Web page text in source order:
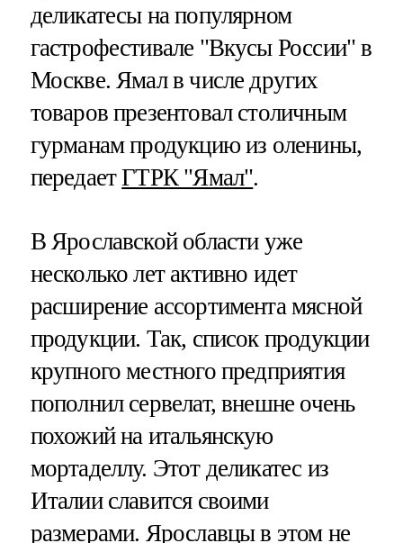
деликатесы на популярном
гастрофестивале "Вкусы России" в
Москве. Ямал в числе других
товаров презентовал столичным
гурманам продукцию из оленины,
передаетГТРК "Ямал".
В Ярославской области уже
несколько лет активно идет
расширение ассортимента мясной
продукции. Так, список продукции
крупного местного предприятия
пополнил сервелат, внешне очень
похожий на итальянскую
мортаделлу. Этот деликатес из
Италии славится своими
размерами. Ярославцы в этом не